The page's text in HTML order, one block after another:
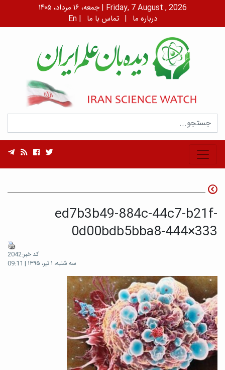
جمعه، ۱۶ مرداد، ۱۴۰۵ | Friday, 7 August , 2026
En | درباره ما | تماس با ما
ed7b3b49-884c-44c7-b21f-
0d00bdb5bba8-444×333
کد خبر:2042
سه شنبه، ۱ تیر، ۱۳۹۵ | 09:11